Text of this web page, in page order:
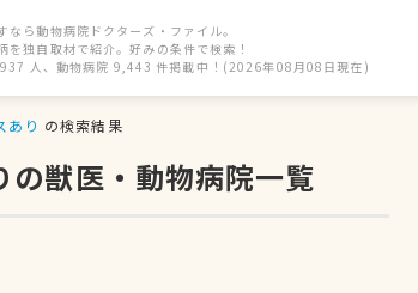
なら動物病院ドクターズ・ファイル。
を独自取材で紹介。好みの条件で検索！
人、動物病院 9,443 件掲載中！(2026年08月08日現在)
あり の検索結果
獣医・動物病院一覧